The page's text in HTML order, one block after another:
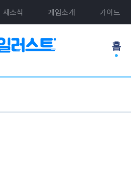
새소식 게임소개 가이드
홈